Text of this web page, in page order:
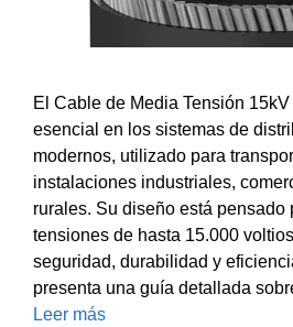
El Cable de Media Tensión
esencial en los sistemas de
modernos, utilizado para
instalaciones industriales,
rurales. Su diseño está pensado
tensiones de hasta 15.000
seguridad, durabilidad y
presenta una guía detallada
Leer más